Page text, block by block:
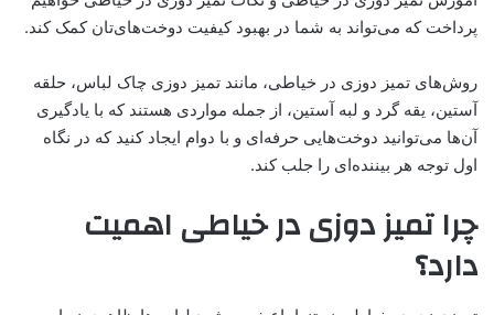
پرداخت که می‌تواند به شما در بهبود کیفیت دوخت‌های‌تان کمک کند.
روش‌های تمیز دوزی در خیاطی، مانند تمیز دوزی چاک لباس، حلقه
آستین، یقه گرد و لبه آستین، از جمله مواردی هستند که با یادگیری
آن‌ها می‌توانید دوخت‌هایی حرفه‌ای و با دوام ایجاد کنید که در نگاه
اول توجه هر بیننده‌ای را جلب کند.
چرا تمیز دوزی در خیاطی اهمیت
دارد؟